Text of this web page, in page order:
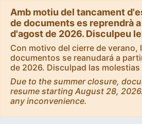
Amb motiu del tancament
de documents es reprendrà
d'agost de 2026. Disculpeu
Con motivo del cierre de verano,
documentos se reanudará a
de 2026. Disculpad las molestias
Due to the summer closure,
resume starting August 28,
any inconvenience.